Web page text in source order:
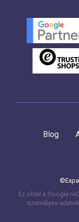
Blog
Ez oldal a Google
személyes